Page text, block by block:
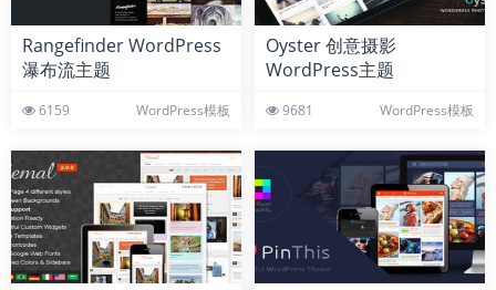
Rangefinder WordPress
瀑布流主题
6159 WordPress模板
Oyster 创意摄影
WordPress主题
9681 WordPress模板